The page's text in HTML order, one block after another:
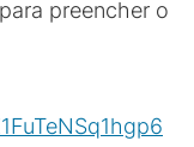
preencher o